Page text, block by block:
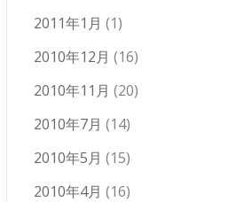
2011年1月 (1)
2010年12月 (16)
2010年11月 (20)
2010年7月 (14)
2010年5月 (15)
2010年4月 (16)